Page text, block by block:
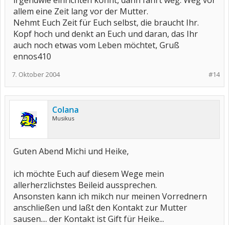
allem eine Zeit lang vor der Mutter.
Nehmt Euch Zeit für Euch selbst, die braucht Ihr.
Kopf hoch und denkt an Euch und daran, das Ihr
auch noch etwas vom Leben möchtet, Gruß
ennos410
#14
7. Oktober 2004
Colana
Musikus
Guten Abend Michi und Heike,
ich möchte Euch auf diesem Wege mein
allerherzlichstes Beileid aussprechen.
Ansonsten kann ich mikch nur meinen Vorrednern
anschließen und laßt den Kontakt zur Mutter
sausen.... der Kontakt ist Gift für Heike...